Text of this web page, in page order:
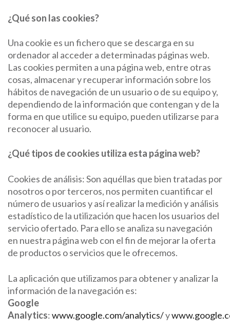
¿Qué son las cookies?
Una cookie es un fichero que se descarga en su
ordenador al acceder a determinadas páginas web.
Las cookies permiten a una página web, entre otras
cosas, almacenar y recuperar información sobre los
hábitos de navegación de un usuario o de su equipo y,
dependiendo de la información que contengan y de la
forma en que utilice su equipo, pueden utilizarse para
reconocer al usuario.
¿Qué tipos de cookies utiliza esta página web?
Cookies de análisis: Son aquéllas que bien tratadas por
nosotros o por terceros, nos permiten cuantificar el
número de usuarios y así realizar la medición y análisis
estadístico de la utilización que hacen los usuarios del
servicio ofertado. Para ello se analiza su navegación
en nuestra página web con el fin de mejorar la oferta
de productos o servicios que le ofrecemos.
La aplicación que utilizamos para obtener y analizar la
información de la navegación es:
Google
Analytics:www.google.com/analytics/y